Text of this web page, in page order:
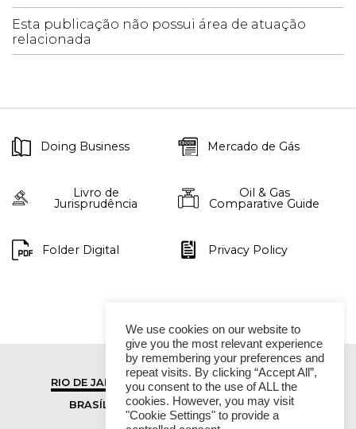
Esta publicação não possui área de atuação
relacionada
Doing Business Mercado de Gás
Livro de
Jurisprudência
Oil & Gas
Comparative Guide
Folder Digital Privacy Policy
RIO DE JANEIRO
SÃO PAULO
BRASÍLIA
VITÓRIA
We use cookies on our website to
give you the most relevant experience
by remembering your preferences and
repeat visits. By clicking “Accept All”,
you consent to the use of ALL the
cookies. However, you may visit
"Cookie Settings" to provide a